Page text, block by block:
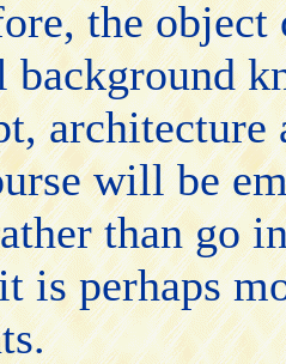
the
background
will be
than go
is perhaps